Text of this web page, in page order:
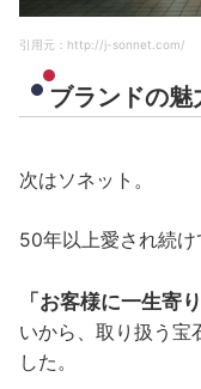
引用元：http://j-sonnet.com/
ブランドの魅
次はソネット。
50年以上愛され続け
「お客様に一生寄
いから、取り扱う宝
した。